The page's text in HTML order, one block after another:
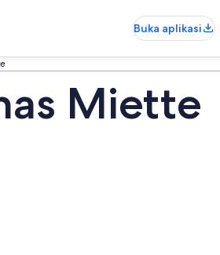
Buka aplikasi
Miette